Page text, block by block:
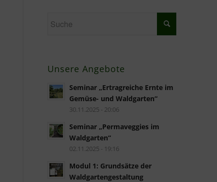
Unsere Angebote
Seminar „Ertragreiche Ernte im
Gemüse- und Waldgarten“
30.11.2025 - 20:06
Seminar „Permaveggies im
Waldgarten“
02.11.2025 - 19:16
Modul 1: Grundsätze der
Waldgartengestaltung